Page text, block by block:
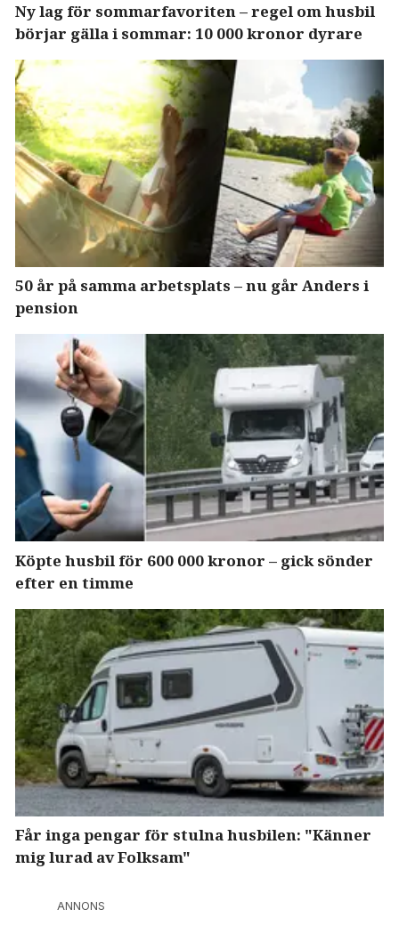
Ny lag för sommarfavoriten – regel om husbil
börjar gälla i sommar: 10 000 kronor dyrare
50 år på samma arbetsplats – nu går Anders i
pension
Köpte husbil för 600 000 kronor – gick sönder
efter en timme
Får inga pengar för stulna husbilen: "Känner
mig lurad av Folksam"
ANNONS